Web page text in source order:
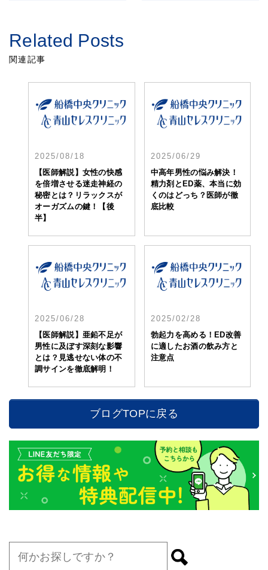
Related Posts
関連記事
2025/08/18
【医師解説】女性の快感
を倍増させる迷走神経の
秘密とは？リラックスが
オーガズムの鍵！【後
半】
2025/06/29
中高年男性の悩み解決！
精力剤とED薬、本当に効
くのはどっち？医師が徹
底比較
2025/06/28
【医師解説】亜鉛不足が
男性に及ぼす深刻な影響
とは？見逃せない体の不
調サインを徹底解明！
2025/02/28
勃起力を高める！ED改善
に適したお酒の飲み方と
注意点
ブログTOPに戻る